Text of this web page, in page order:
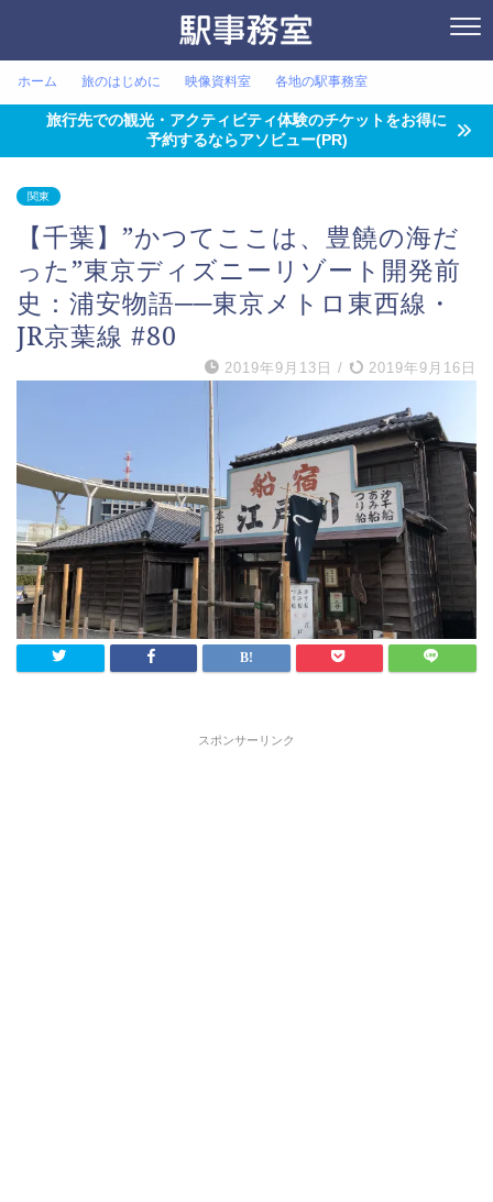
ホーム 旅のはじめに 映像資料室 各地の駅事務室
旅行先での観光・アクティビティ体験のチケットをお得に
予約するならアソビュー(PR)
関東
【千葉】”かつてここは、豊饒の海だ
った”東京ディズニーリゾート開発前
史：浦安物語──東京メトロ東西線・
JR京葉線 #80
2019年9月13日 / 2019年9月16日
スポンサーリンク